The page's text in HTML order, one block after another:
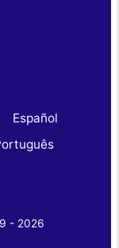
Español
- 2026